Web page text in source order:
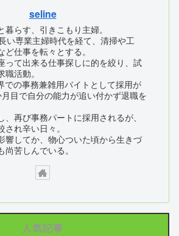
seline
らす、引きこもり主婦。
い専業主婦時代を経て、清掃や工
仕事を転々とする。
って出来る仕事探しに的を絞り、試
活動。
での事務兼雑用バイトとして採用が
目で自分の能力が追い付かず退職を
再び事務パートに採用されるが、
れ辛い日々。
響してか、物心ついた頃から生きづ
苦しんでいる。
人気記事